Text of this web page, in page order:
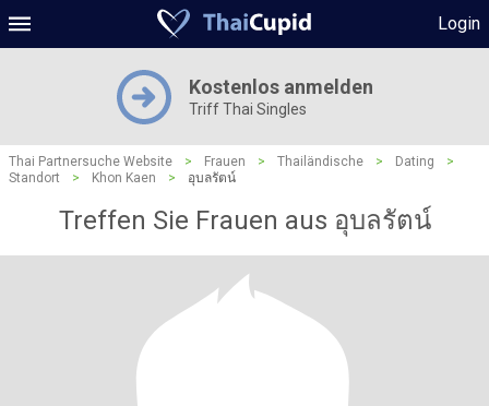
Login
Kostenlos anmelden
Triff Thai Singles
Thai Partnersuche Website > Frauen > Thailändische > Dating
>
Standort
> Khon Kaen > อุบลรัตน์
Treffen Sie Frauen aus อุบลรัตน์